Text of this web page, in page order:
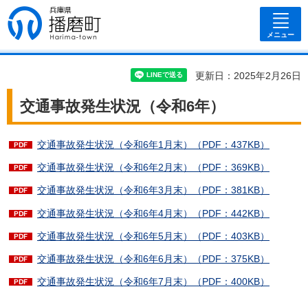
兵庫県 播磨
町
メニュー
更新日：2025年2月26日
交通事故発生状況（令和6年）
交通事故発生状況（令和6年1月末）（PDF：437KB）
交通事故発生状況（令和6年2月末）（PDF：369KB）
交通事故発生状況（令和6年3月末）（PDF：381KB）
交通事故発生状況（令和6年4月末）（PDF：442KB）
交通事故発生状況（令和6年5月末）（PDF：403KB）
交通事故発生状況（令和6年6月末）（PDF：375KB）
交通事故発生状況（令和6年7月末）（PDF：400KB）